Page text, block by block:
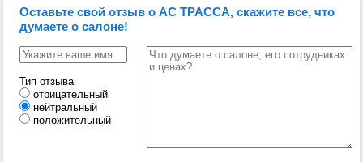
Оставьте свой отзыв о АС ТРАССА, скажите все, что
думаете о салоне!
Тип отзыва
отрицательный
нейтральный
положительный